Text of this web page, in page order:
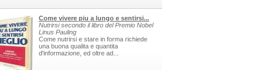
Come vivere piu a lungo e sentirsi...
Nutrirsi secondo il libro del Premio Nobel
Linus Pauling
Come nutrirsi e stare in forma richiede
una buona qualita e quantita
d'informazione, ed oltre ad...